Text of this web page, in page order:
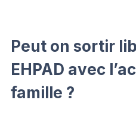
Peut on sortir
EHPAD avec
famille ?